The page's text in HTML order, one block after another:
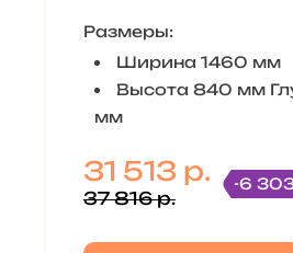
Размеры:
Ширина 1460 мм
Высота 840 мм
мм
31 513 р.
37 816 р.
-6